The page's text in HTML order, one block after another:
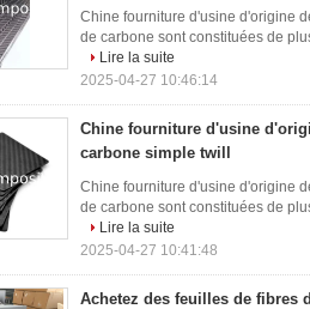
Chine fourniture d'usine d'origine
de carbone sont constituées de
Lire la suite
2025-04-27 10:46:14
Chine fourniture d'usine
carbone simple twill
Chine fourniture d'usine d'origine
de carbone sont constituées de
Lire la suite
2025-04-27 10:41:48
Achetez des feuilles de fibres